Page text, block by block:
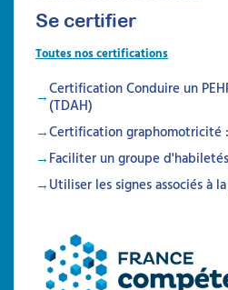
Se certifier
Toutes nos certifications
Certification Conduire un
(TDAH)
Certification graphomotricité
Faciliter un groupe
Utiliser les signes associés à